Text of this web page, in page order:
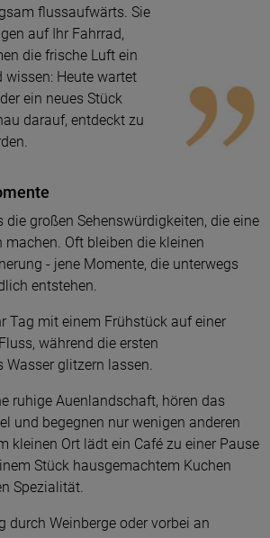
flussaufwärts. Sie
auf Ihr Fahrrad,
die frische Luft ein
wissen: Heute wartet
ein neues Stück
darauf, entdeckt zu
großen Sehenswürdigkeiten, die eine
machen. Oft bleiben die kleinen
- jene Momente, die unterwegs
entstehen.
Tag mit einem Frühstück auf einer
während die ersten
Wasser glitzern lassen.
ruhige Auenlandschaft, hören das
und begegnen nur wenigen anderen
kleinen Ort lädt ein Café zu einer Pause
Stück hausgemachtem Kuchen
Spezialität.
durch Weinberge oder vorbei an